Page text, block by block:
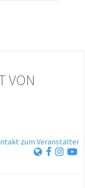
VON
zum Veranstalter